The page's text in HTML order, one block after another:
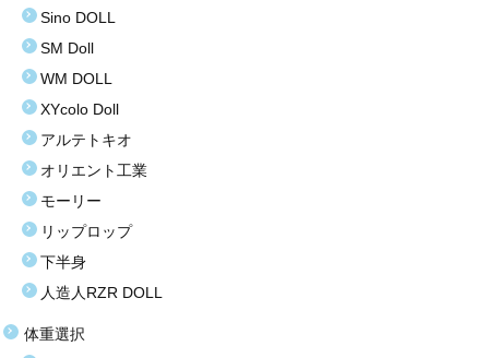
Sino DOLL
SM Doll
WM DOLL
XYcolo Doll
アルテトキオ
オリエント工業
モーリー
リップロップ
下半身
人造人RZR DOLL
体重選択